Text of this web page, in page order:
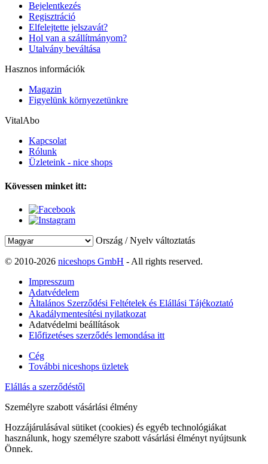
Bejelentkezés
Regisztráció
Elfelejtette jelszavát?
Hol van a szállítmányom?
Utalvány beváltása
Hasznos információk
Magazin
Figyelünk környezetünkre
VitalAbo
Kapcsolat
Rólunk
Üzleteink - nice shops
Kövessen minket itt:
Ország / Nyelv változtatás
© 2010-2026 niceshops GmbH - All rights reserved.
Impresszum
Adatvédelem
Általános Szerződési Feltételek és Elállási Tájékoztató
Akadálymentesítési nyilatkozat
Adatvédelmi beállítások
Előfizetéses szerződés lemondása itt
Cég
További niceshops üzletek
Elállás a szerződéstől
Személyre szabott vásárlási élmény
Hozzájárulásával sütiket (cookies) és egyéb technológiákat
használunk, hogy személyre szabott vásárlási élményt nyújtsunk
Önnek.